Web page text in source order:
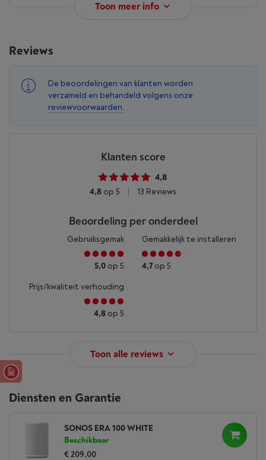
geremasterd
Superieure
geluidskracht
tot leven met gedetailleerde stereoseparatie en diepe
bass bij elk volume.
Toon meer info
Reviews
De beoordelingen van klanten worden
verzameld en behandeld volgens onze
reviewvoorwaarden.
Klanten score
4,8
4,8 op 5 13 Reviews
Beoordeling per onderdeel
Gebruiksgemak
5,0 op 5
Gemakkelijk te installeren
4,7op 5
Prijs/kwaliteit verhouding
4,8 op 5
Toon alle reviews
Diensten en Garantie
SONOS ERA 100 WHITE
Beschikbaar
€ 209,00